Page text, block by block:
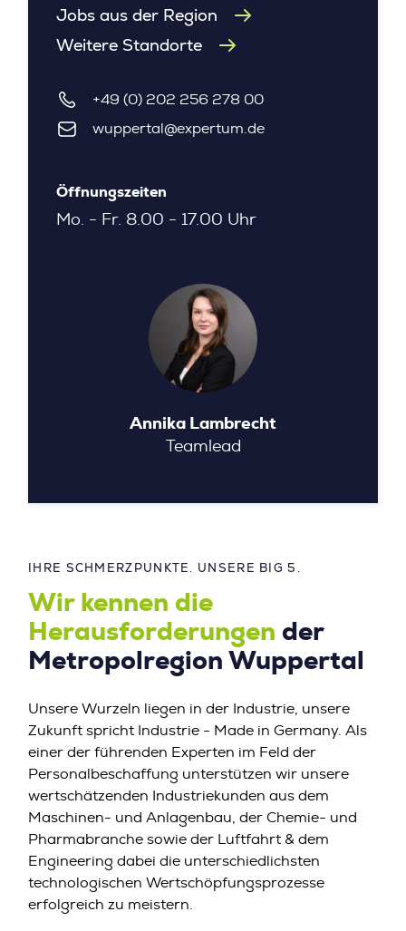
Jobs aus der Region
Weitere Standorte
+49 (0) 202 256 278 00
wuppertal@expertum.de
Öffnungszeiten
Mo. - Fr. 8.00 - 17.00 Uhr
Annika Lambrecht
Teamlead
IHRE SCHMERZPUNKTE. UNSERE BIG 5.
Wir kennen die
Herausforderungen der
Metropolregion Wuppertal
Unsere Wurzeln liegen in der Industrie, unsere
Zukunft spricht Industrie - Made in Germany. Als
einer der führenden Experten im Feld der
Personalbeschaffung unterstützen wir unsere
wertschätzenden Industriekunden aus dem
Maschinen- und Anlagenbau, der Chemie- und
Pharmabranche sowie der Luftfahrt & dem
Engineering dabei die unterschiedlichsten
technologischen Wertschöpfungsprozesse
erfolgreich zu meistern.